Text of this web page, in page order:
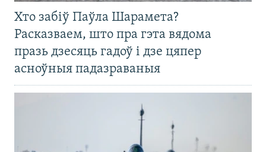
Хто забіў Паўла Шарамета?
Расказваем, што пра гэта вядома
празь дзесяць гадоў і дзе цяпер
асноўныя падазраваныя